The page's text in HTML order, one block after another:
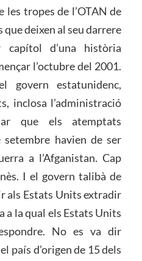
les tropes de l’OTAN de
que deixen al seu darrere
d’una història
l’octubre del 2001.
govern estatunidenc,
inclosa l’administració
que els atemptats
setembre havien de ser
a l’Afganistan. Cap
I el govern talibà de
als Estats Units extradir
a la qual els Estats Units
No es va dir
país d’origen de 15 dels